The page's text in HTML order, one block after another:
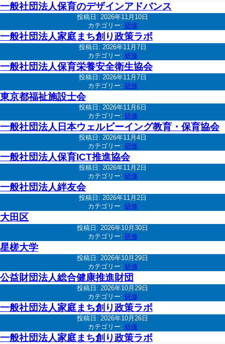
一般社団法人保育のデザインアドバンス
投稿日: 2026年11月10日
カテゴリー: 研修
一般社団法人家庭まち創り政策ラボ
投稿日: 2026年11月7日
カテゴリー: 研修
一般社団法人保育栄養安全衛生協会
投稿日: 2026年11月7日
カテゴリー: 研修
東京都福祉施設士会
投稿日: 2026年11月6日
カテゴリー: 研修
一般社団法人日本ウェルビーイング教育・保育協会
投稿日: 2026年11月4日
カテゴリー: 研修
一般社団法人保育ICT推進協会
投稿日: 2026年11月2日
カテゴリー: 研修
一般社団法人絆友会
投稿日: 2026年11月2日
カテゴリー: 研修
大田区
投稿日: 2026年10月30日
カテゴリー: 研修
星槎大学
投稿日: 2026年10月29日
カテゴリー: 研修
公益財団法人総合健康推進財団
投稿日: 2026年10月29日
カテゴリー: 研修
一般社団法人家庭まち創り政策ラボ
投稿日: 2026年10月26日
カテゴリー: 研修
一般社団法人家庭まち創り政策ラボ